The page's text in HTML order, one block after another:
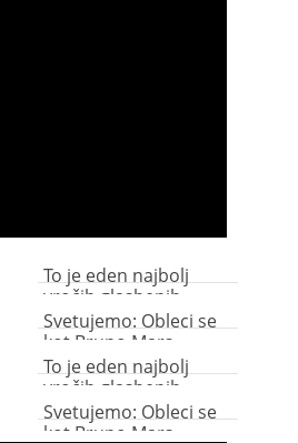
To je eden najbolj
vročih glasbenih
spotov letošnjega leta!
Svetujemo: Obleci se
kot Bruno Mars
To je eden najbolj
vročih glasbenih
spotov letošnjega leta!
Svetujemo: Obleci se
kot Bruno Mars